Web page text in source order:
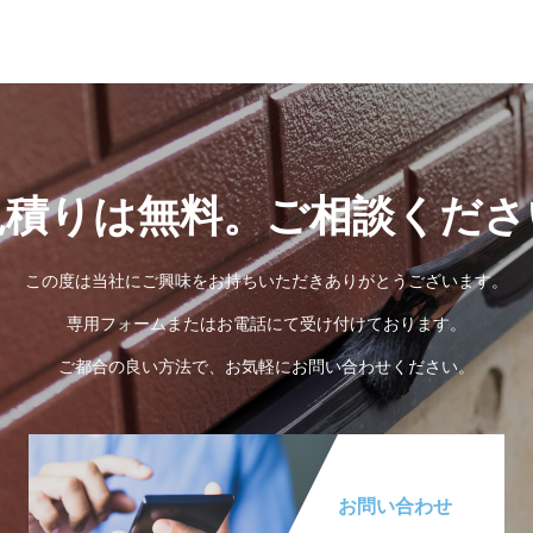
りは無料。ご相談くだ
この度は当社にご興味をお持ちいただきありがとうございます。
専用フォームまたはお電話にて受け付けております。
ご都合の良い方法で、お気軽にお問い合わせください。
お問い合わせ